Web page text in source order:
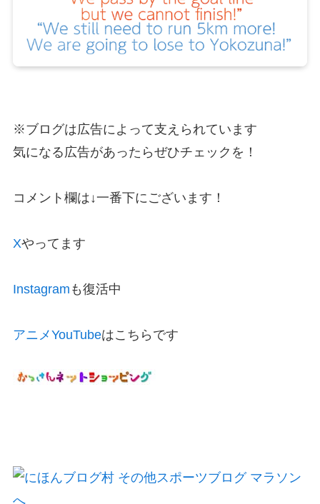
※ブログは広告によって支えられています
気になる広告があったらぜひチェックを！
コメント欄は↓一番下にございます！
Xやってます
Instagram も復活中
アニメYouTubeはこちらです